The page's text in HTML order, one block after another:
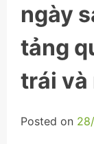
ngày
tảng
trái và
Posted on